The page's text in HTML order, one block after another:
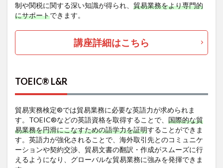
制や関税に関する深い知識が得られ、 貿易業務をより専門的
にサポートできます。
講座詳細はこちら
TOEIC® L&R
貿易実務検定®では貿易業務に必要な英語力が求められま
す。TOEIC®などの英語資格を取得することで、 国際的な貿
易業務を円滑にこなすための語学力を証明することができま
す。英語力が強化されることで、海外取引先とのコミュニケ
ーションや契約交渉、貿易文書の翻訳・作成がスムーズに行
えるようになり、グローバルな貿易業務に強みを発揮できま